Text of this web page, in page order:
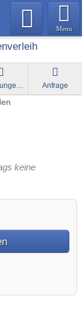
Menu
Bewertungen Anfrage
keine